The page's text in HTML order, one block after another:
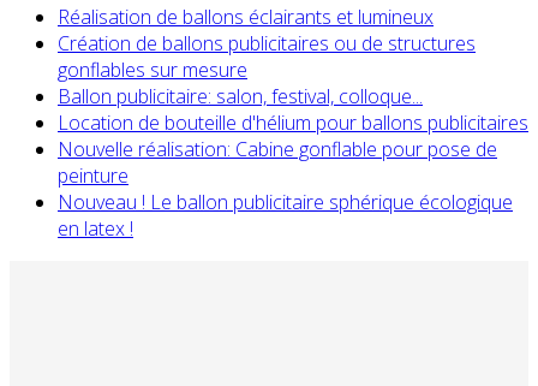
Réalisation de ballons éclairants et lumineux
Création de ballons publicitaires ou de structures
gonflables sur mesure
Ballon publicitaire: salon, festival, colloque...
Location de bouteille d'hélium pour ballons publicitaires
Nouvelle réalisation: Cabine gonflable pour pose de
peinture
Nouveau ! Le ballon publicitaire sphérique écologique
en latex !